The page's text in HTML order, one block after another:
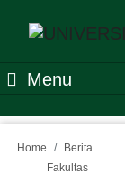
Menu
Home
Berita
Fakultas